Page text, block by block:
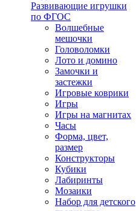
Развивающие игрушки
по ФГОС
Волшебные
мешочки
Головоломки
Лото и домино
Замочки и
застежки
Игровые коврики
Игры
Игры на магнитах
Часы
Форма, цвет,
размер
Конструкторы
Кубики
Лабиринты
Мозаики
Набор для детского